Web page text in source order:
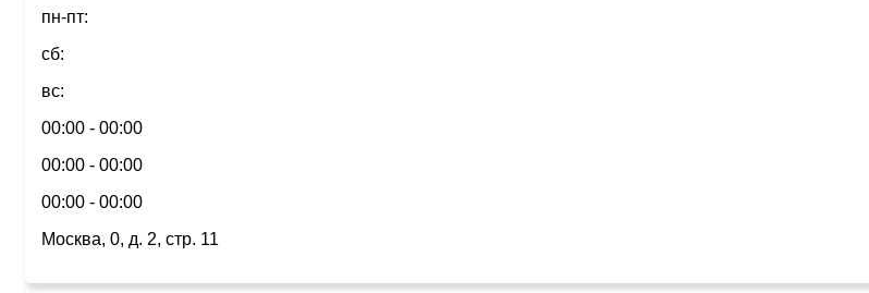
пн-пт:
сб:
вс:
00:00 - 00:00
00:00 - 00:00
00:00 - 00:00
Москва, 0, д. 2, стр. 11